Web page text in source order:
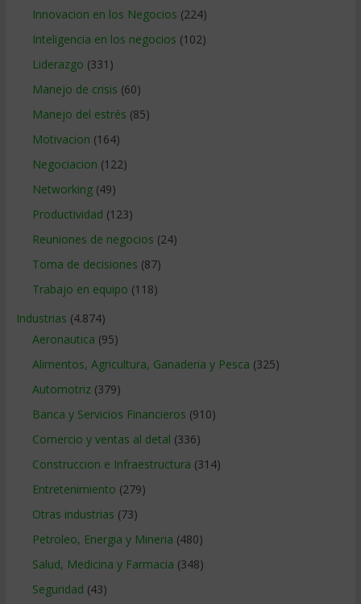
Innovacion en los Negocios (224)
Inteligencia en los negocios (102)
Liderazgo (331)
Manejo de crisis (60)
Manejo del estrés (85)
Motivacion (164)
Negociacion (122)
Networking(49)
Productividad (123)
Reuniones de negocios (24)
Toma de decisiones (87)
Trabajo en equipo (118)
Industrias (4.874)
Aeronautica (95)
Alimentos, Agricultura, Ganaderia y Pesca (325)
Automotriz(379)
Banca y Servicios Financieros (910)
Comercio y ventas al detal (336)
Construccion e Infraestructura (314)
Entretenimiento (279)
Otras industrias (73)
Petroleo, Energia y Mineria (480)
Salud, Medicina y Farmacia (348)
Seguridad (43)